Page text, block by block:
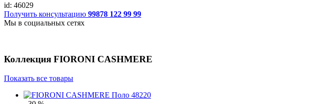
id: 46029
Получить консультацию 99878 122 99 99
Мы в социальных сетях
Коллекция FIORONI CASHMERE
Показать все товары